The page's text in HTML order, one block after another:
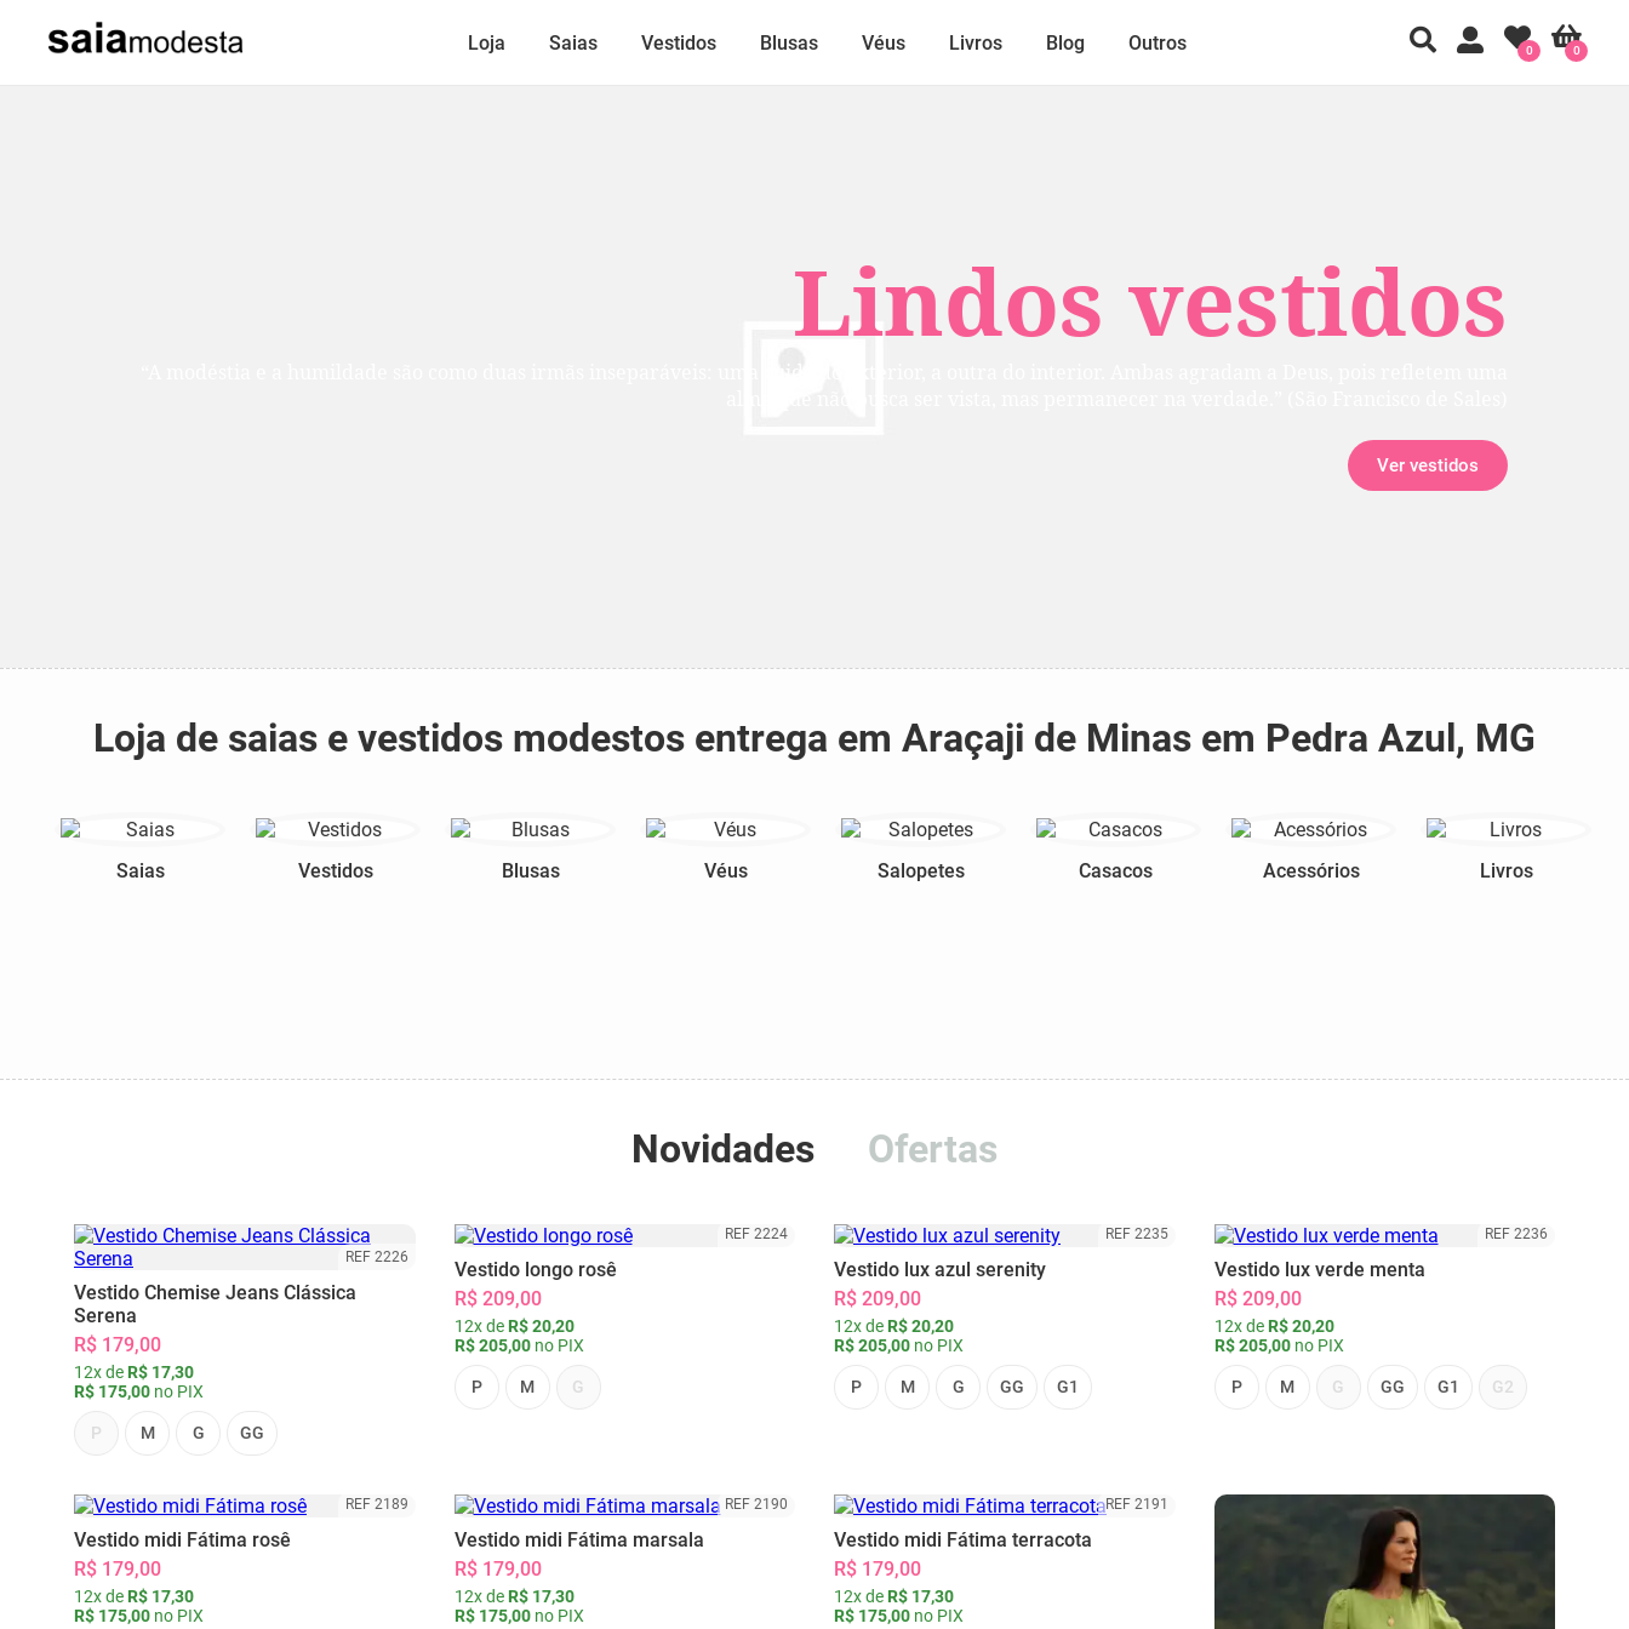
Lindos vestidos
Ver vestidos
Loja Saias Vestidos Blusas Véus Livros Blog Outros 0
0
Loja de saias e vestidos modestos entrega em Araçaji de Minas em Pedra Azul, MG
Saias Vestidos Blusas Véus Salopetes Casacos Acessórios Livros
Novidades Ofertas
REF 2226
Vestido Chemise Jeans Clássica
Serena
R$ 179,00
12x de R$ 17,30
R$ 175,00 no PIX
P M G GG
REF 2224
Vestido longo rosê
R$ 209,00
12x de R$ 20,20
R$ 205,00no PIX
P M G
REF 2235
Vestido lux azul serenity
R$ 209,00
12x de R$ 20,20
R$ 205,00 no PIX
P M G GG G1
REF 2236
Vestido lux verde menta
R$ 209,00
12x de R$ 20,20
R$ 205,00no PIX
P M G GG G1 G2
REF 2189
Vestido midi Fátima rosê
R$ 179,00
12x de R$ 17,30
R$ 175,00 no PIX
REF 2190
Vestido midi Fátima marsala
R$ 179,00
12x de R$ 17,30
R$ 175,00no PIX
REF 2191
Vestido midi Fátima terracota
R$ 179,00
12x de R$ 17,30
R$ 175,00 no PIX